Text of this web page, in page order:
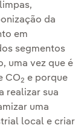
da
em
segmentos
uma vez que é
CO2 e porque
realizar sua
uma
local e criar